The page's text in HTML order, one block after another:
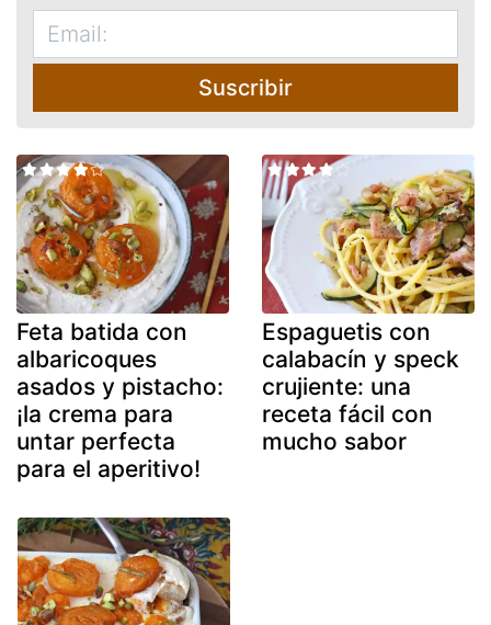
Suscribir
Feta batida con
albaricoques
asados y pistacho:
¡la crema para
untar perfecta
para el aperitivo!
Espaguetis con
calabacín y speck
crujiente: una
receta fácil con
mucho sabor